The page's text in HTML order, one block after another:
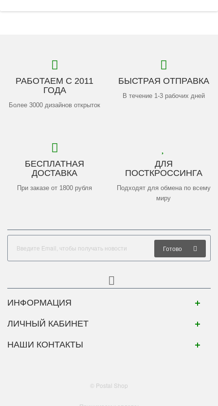
РАБОТАЕМ С 2011
ГОДА
Более 3000 дизайнов открыток
БЫСТРАЯ ОТПРАВКА
В течение 1-3 рабочих дней
БЕСПЛАТНАЯ
ДОСТАВКА
При заказе от 1800 рубля
ДЛЯ
ПОСТКРОССИНГА
Подходят для обмена по всему
миру
Готово
ИНФОРМАЦИЯ
ЛИЧНЫЙ КАБИНЕТ
НАШИ КОНТАКТЫ
© Postal Shop